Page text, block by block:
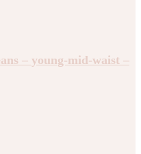
– young-mid-waist –